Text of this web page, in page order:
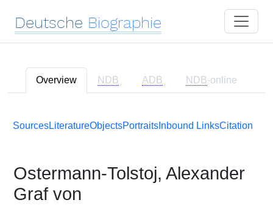
Deutsche Biographie
Overview NDB ADB NDB-online
SourcesLiteratureObjectsPortraits Inbound LinksCitation
Ostermann-Tolstoj, Alexander
Graf von